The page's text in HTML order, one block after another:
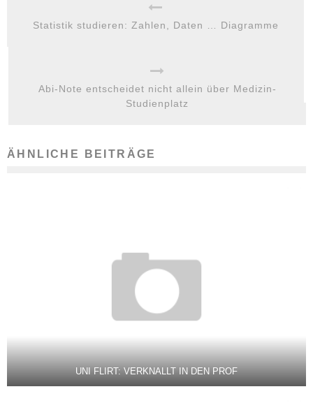
Statistik studieren: Zahlen, Daten … Diagramme
Abi-Note entscheidet nicht allein über Medizin-
Studienplatz
ÄHNLICHE BEITRÄGE
UNI FLIRT: VERKNALLT IN DEN PROF